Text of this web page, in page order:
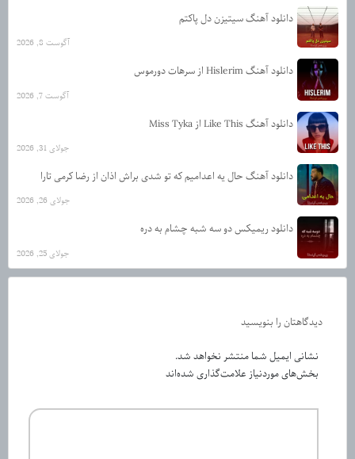
دانلود آهنگ سیتیزن دل پاکتم
آگوست 8, 2026
دانلود آهنگ Hislerim از سرهات دورموس
آگوست 7, 2026
دانلود آهنگ Like This از Miss Tyka
جولای 31, 2026
دانلود آهنگ حال یه اعدامیم که تو شدی براش اذان از رضا کرمی تارا
جولای 26, 2026
دانلود ریمیکس دو سه شبه چشام به دره
جولای 25, 2026
دیدگاهتان را بنویسید
نشانی ایمیل شما منتشر نخواهد شد.
بخش‌های موردنیاز علامت‌گذاری شده‌اند